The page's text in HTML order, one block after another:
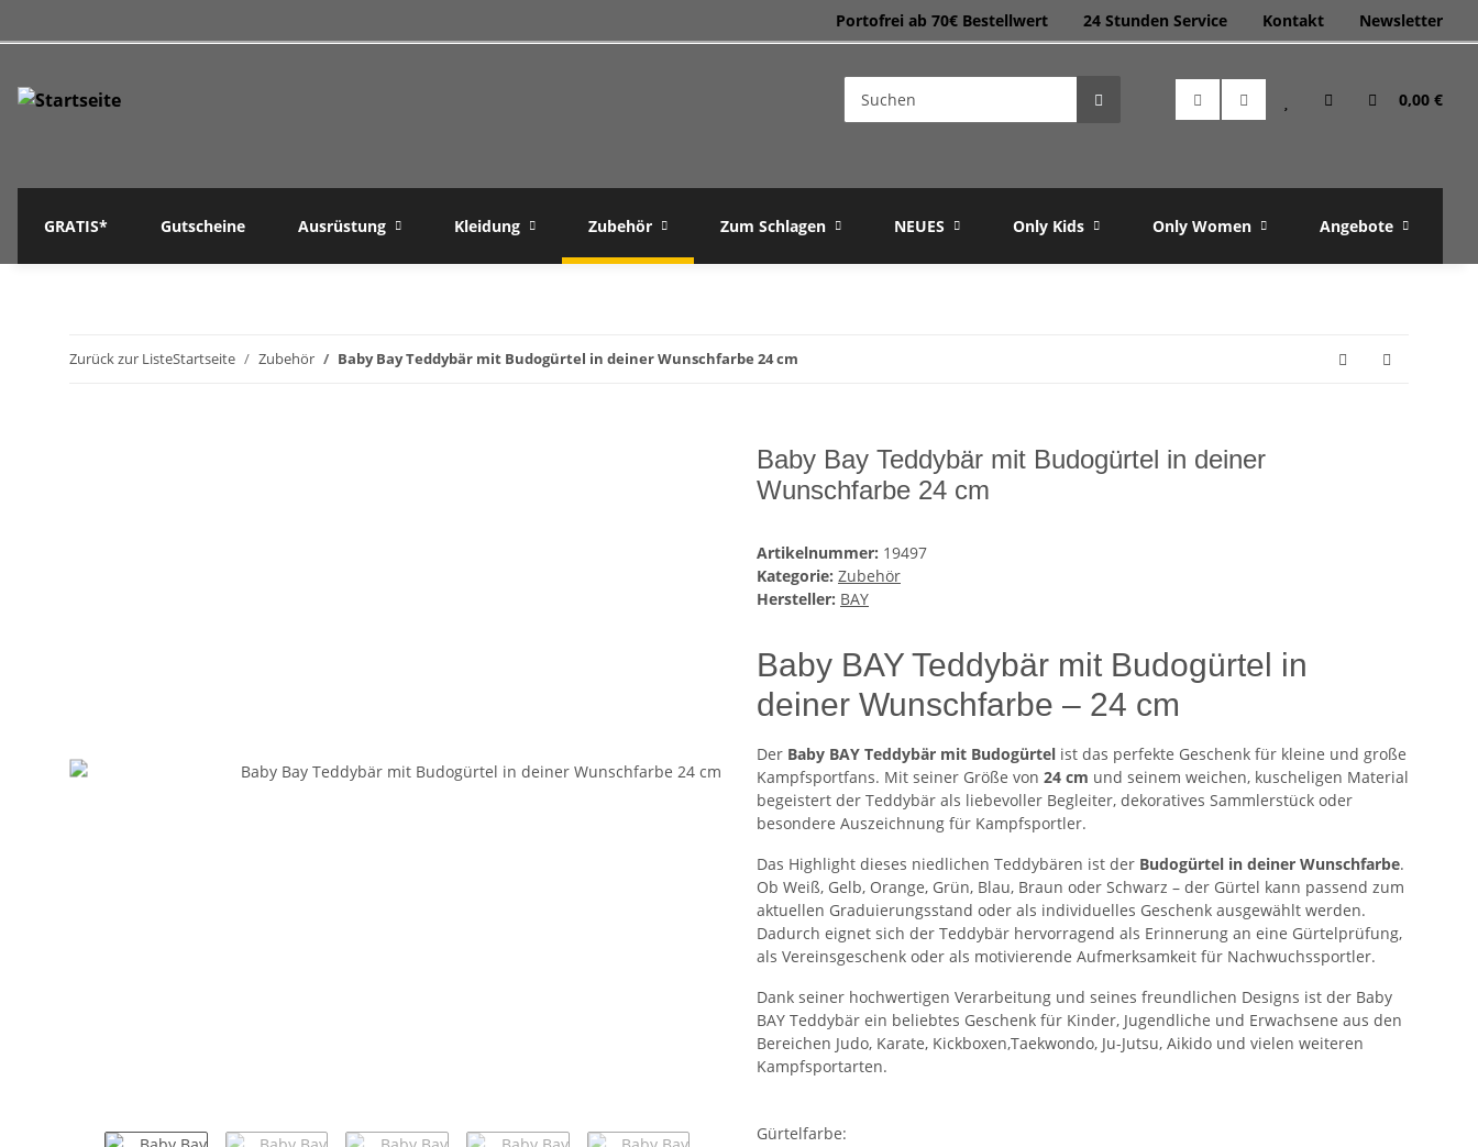
Portofrei ab 70€ Bestellwert 24 Stunden Service Kontakt Newsletter
0,00 €
GRATIS* Gutscheine Ausrüstung Kleidung Zubehör Zum Schlagen NEUES Only Kids Only Women Angebote
Zurück zur ListeStartseite Zubehör Baby Bay Teddybär mit Budogürtel in deiner Wunschfarbe 24 cm
Baby Bay Teddybär mit Budogürtel in deiner
Wunschfarbe 24 cm
Artikelnummer: 19497
Kategorie: Zubehör
Hersteller: BAY
Baby BAY Teddybär mit Budogürtel in
deiner Wunschfarbe – 24 cm
Der Baby BAY Teddybär mit Budogürtel ist das perfekte Geschenk für kleine und große
Kampfsportfans. Mit seiner Größe von 24 cm und seinem weichen, kuscheligen Material
begeistert der Teddybär als liebevoller Begleiter, dekoratives Sammlerstück oder
besondere Auszeichnung für Kampfsportler.
Das Highlight dieses niedlichen Teddybären ist der Budogürtel in deiner Wunschfarbe.
Ob Weiß, Gelb, Orange, Grün, Blau, Braun oder Schwarz – der Gürtel kann passend zum
aktuellen Graduierungsstand oder als individuelles Geschenk ausgewählt werden.
Dadurch eignet sich der Teddybär hervorragend als Erinnerung an eine Gürtelprüfung,
als Vereinsgeschenk oder als motivierende Aufmerksamkeit für Nachwuchssportler.
Dank seiner hochwertigen Verarbeitung und seines freundlichen Designs ist der Baby
BAY Teddybär ein beliebtes Geschenk für Kinder, Jugendliche und Erwachsene aus den
Bereichen Judo, Karate, Kickboxen,Taekwondo, Ju-Jutsu, Aikido und vielen weiteren
Kampfsportarten.
Gürtelfarbe: